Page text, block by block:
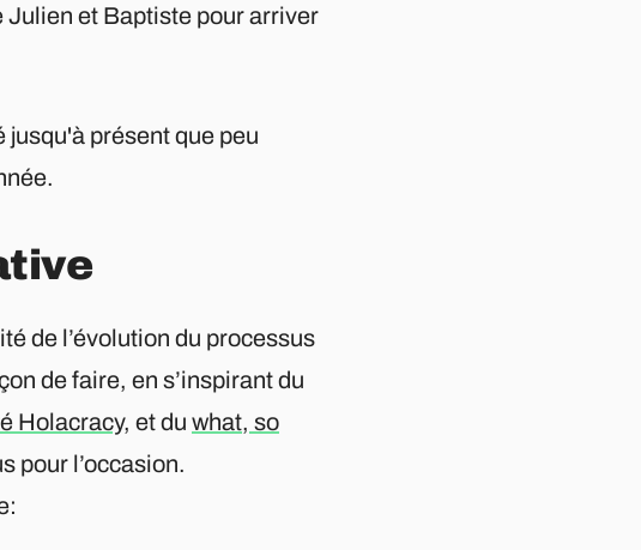
Julien et Baptiste pour arriver
présent que peu
de l’évolution du processus
de faire, en s’inspirant du
Holacracy, et du what, so
pour l’occasion.